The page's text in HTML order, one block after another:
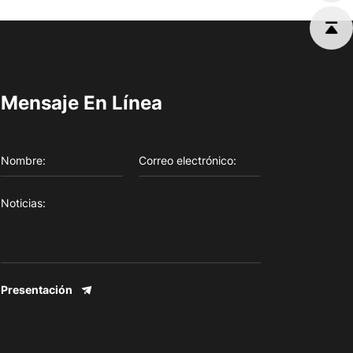
Mensaje En Línea
Presentación